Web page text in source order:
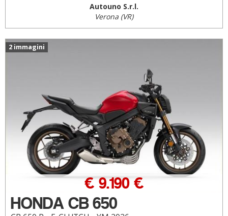
Autouno S.r.l.
Verona (VR)
2 immagini
HONDA CB 650
€ 9.190 €